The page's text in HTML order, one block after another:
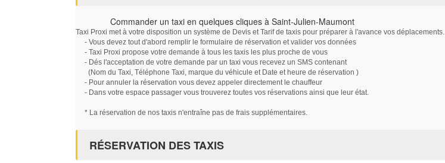
Commander un taxi en quelques cliques à Saint-Julien-Maumont
Taxi Proxi met à votre disposition un système de Devis et Tarif de taxis pour préparer à l'avance vos déplacements.
- Vous devez tout d'abord remplir le formulaire de réservation et valider vos données
- Taxi Proxi propose votre demande à tous les taxis les plus proche de vous
- Dés l'acceptation de votre demande par un taxi vous recevez un SMS contenant
(Nom du Taxi, Téléphone Taxi, marque du véhicule et Date et heure de réservation )
- Pour annuler la réservation vous devez appeler directement le chauffeur
- Dans votre espace passager vous trouverez toutes vos réservations ainsi que leur état.
* La réservation de nos taxis n'entraîne pas de frais supplémentaires.
RÉSERVATION DES TAXIS